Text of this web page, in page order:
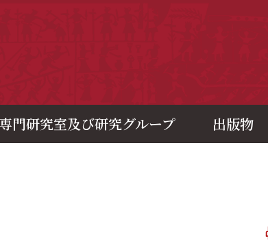
専門研究室及び研究グループ 出版物